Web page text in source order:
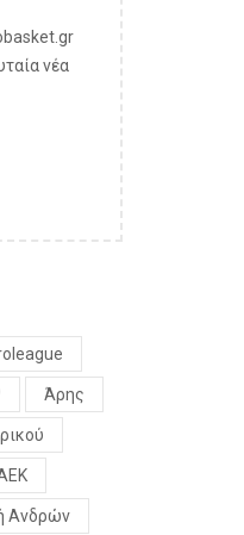
νέα
Άρης
Ανδρών